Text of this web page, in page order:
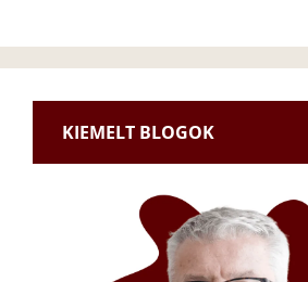
KIEMELT BLOGOK